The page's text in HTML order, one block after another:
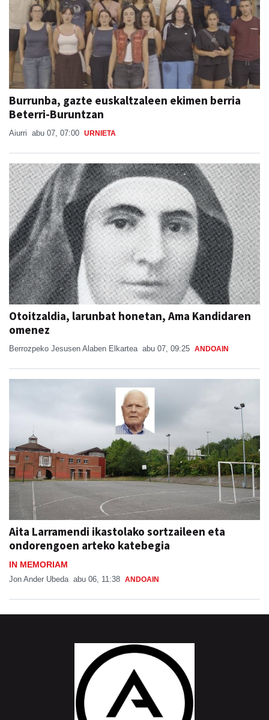
Burrunba, gazte euskaltzaleen ekimen berria
Beterri-Buruntzan
Aiurri abu 07, 07:00 URNIETA
Otoitzaldia, larunbat honetan, Ama Kandidaren
omenez
Berrozpeko Jesusen Alaben Elkartea abu 07, 09:25 ANDOAIN
Aita Larramendi ikastolako sortzaileen eta
ondorengoen arteko katebegia
IN MEMORIAM
Jon Ander Ubeda abu 06, 11:38 ANDOAIN